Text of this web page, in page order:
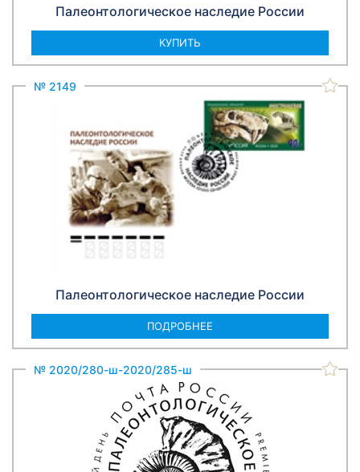
Палеонтологическое наследие России
КУПИТЬ
№ 2149
Палеонтологическое наследие России
ПОДРОБНЕЕ
№ 2020/280-ш-2020/285-ш